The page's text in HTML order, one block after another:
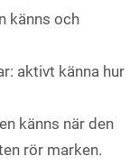
känns och
aktivt känna hur
känns när den
rör marken.